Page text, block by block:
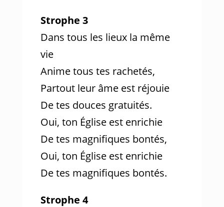
Strophe 3
Dans tous les lieux la même
vie
Anime tous tes rachetés,
Partout leur âme est réjouie
De tes douces gratuités.
Oui, ton Église est enrichie
De tes magnifiques bontés,
Oui, ton Église est enrichie
De tes magnifiques bontés.
Strophe 4